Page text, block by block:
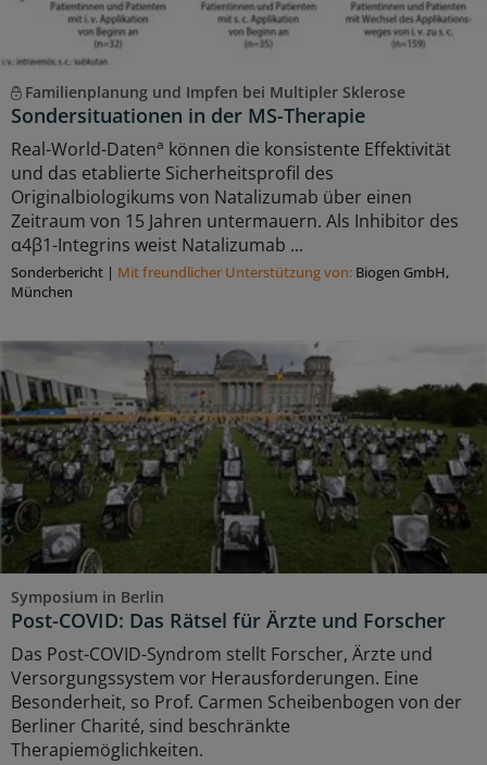
Familienplanung und Impfen bei Multipler Sklerose
Sondersituationen in der MS-Therapie
Real-World-Datena können die konsistente Effektivität
und das etablierte Sicherheitsprofil des
Originalbiologikums von Natalizumab über einen
Zeitraum von 15 Jahren untermauern. Als Inhibitor des
α4β1-Integrins weist Natalizumab ...
Sonderbericht | Mit freundlicher Unterstützung von: Biogen GmbH,
München
Symposium in Berlin
Post-COVID: Das Rätsel für Ärzte und Forscher
Das Post-COVID-Syndrom stellt Forscher, Ärzte und
Versorgungssystem vor Herausforderungen. Eine
Besonderheit, so Prof. Carmen Scheibenbogen von der
Berliner Charité, sind beschränkte
Therapiemöglichkeiten.